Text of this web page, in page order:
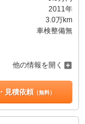
2011年
3.0万km
車検整備無
他の情報を開く
見積依頼（無料）